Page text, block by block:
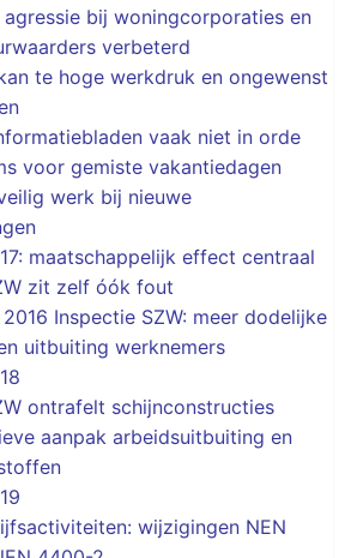
agressie bij woningcorporaties en
verbeterd
te hoge werkdruk en ongewenst
vaak niet in orde
voor gemiste vakantiedagen
werk bij nieuwe
maatschappelijk effect centraal
zit zelf óók fout
Inspectie SZW: meer dodelijke
uitbuiting werknemers
ontrafelt schijnconstructies
aanpak arbeidsuitbuiting en
wijzigingen NEN